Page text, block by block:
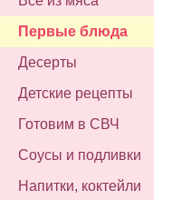
Первые блюда
Десерты
Детские рецепты
Готовим в СВЧ
Соусы и подливки
Напитки, коктейли